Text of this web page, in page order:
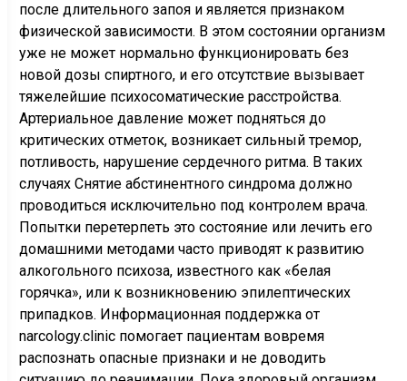
после длительного запоя и является признаком
физической зависимости. В этом состоянии организм
уже не может нормально функционировать без
новой дозы спиртного, и его отсутствие вызывает
тяжелейшие психосоматические расстройства.
Артериальное давление может подняться до
критических отметок, возникает сильный тремор,
потливость, нарушение сердечного ритма. В таких
случаях Снятие абстинентного синдрома должно
проводиться исключительно под контролем врача.
Попытки перетерпеть это состояние или лечить его
домашними методами часто приводят к развитию
алкогольного психоза, известного как «белая
горячка», или к возникновению эпилептических
припадков. Информационная поддержка от
narcology.clinic помогает пациентам вовремя
распознать опасные признаки и не доводить